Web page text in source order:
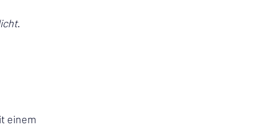
.
einem